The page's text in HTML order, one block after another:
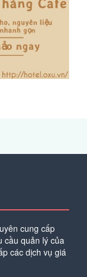
cung cấp
cầu quản lý của
các dịch vụ giá